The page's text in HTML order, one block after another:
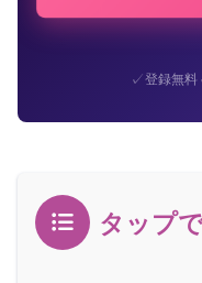
✓登録無料
タップ